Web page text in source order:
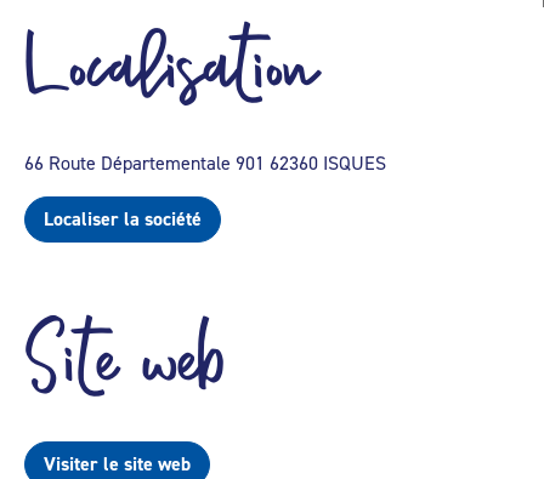
Localisation
66 Route Départementale 901 62360 ISQUES
Localiser la société
Site web
Visiter le site web